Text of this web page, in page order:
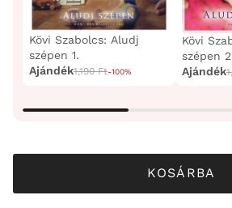
Kövi Szabolcs: Aludj
szépen 1.
Ajándék1,190 Ft-100%
Kövi
szépen
Ajándék
KOSÁRBA